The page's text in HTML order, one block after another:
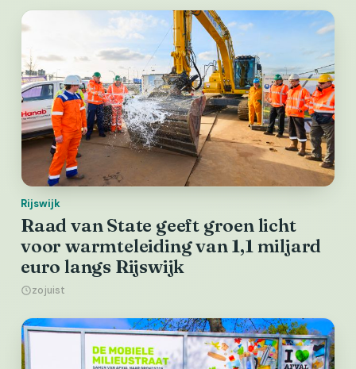
Rijswijk
Raad van State geeft groen licht
voor warmteleiding van 1,1 miljard
euro langs Rijswijk
zojuist